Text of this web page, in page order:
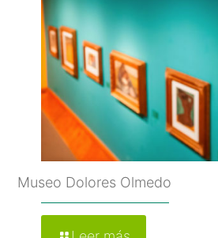
Museo Dolores Olmedo